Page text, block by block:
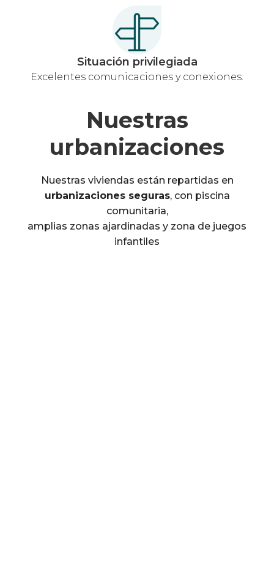
Situación privilegiada
Excelentes comunicaciones y conexiones.
Nuestras
urbanizaciones
Nuestras viviendas están repartidas en
urbanizaciones seguras, con piscina
comunitaria,
amplias zonas ajardinadas y zona de juegos
infantiles